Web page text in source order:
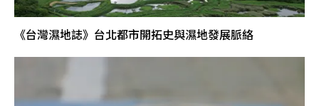
《台灣濕地誌》台北都市開拓史與濕地發展脈絡